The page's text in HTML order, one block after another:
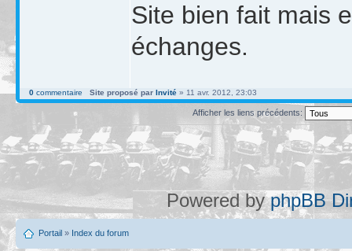
Site bien fait mais
échanges.
0 commentaire Site proposé par Invité » 11 avr. 2012, 23:03
Afficher les liens précédents:
Powered byphpBB
Portail » Index du forum